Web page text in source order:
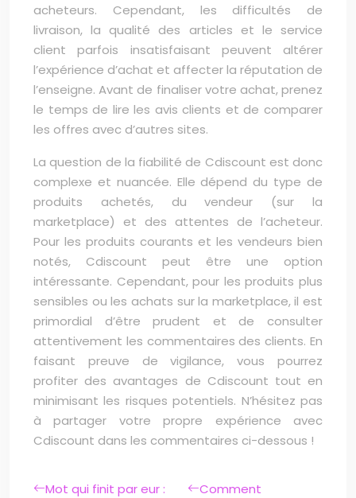
acheteurs. Cependant, les difficultés de
livraison, la qualité des articles et le service
client parfois insatisfaisant peuvent altérer
l’expérience d’achat et affecter la réputation de
l’enseigne. Avant de finaliser votre achat, prenez
le temps de lire les avis clients et de comparer
les offres avec d’autres sites.
La question de la fiabilité de Cdiscount est donc
complexe et nuancée. Elle dépend du type de
produits achetés, du vendeur (sur la
marketplace) et des attentes de l’acheteur.
Pour les produits courants et les vendeurs bien
notés, Cdiscount peut être une option
intéressante. Cependant, pour les produits plus
sensibles ou les achats sur la marketplace, il est
primordial d’être prudent et de consulter
attentivement les commentaires des clients. En
faisant preuve de vigilance, vous pourrez
profiter des avantages de Cdiscount tout en
minimisant les risques potentiels. N’hésitez pas
à partager votre propre expérience avec
Cdiscount dans les commentaires ci-dessous !
Mot qui finit par eur : Comment